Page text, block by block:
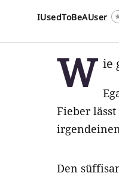
IUsedToBeAUser
W ie
Fieber
Den